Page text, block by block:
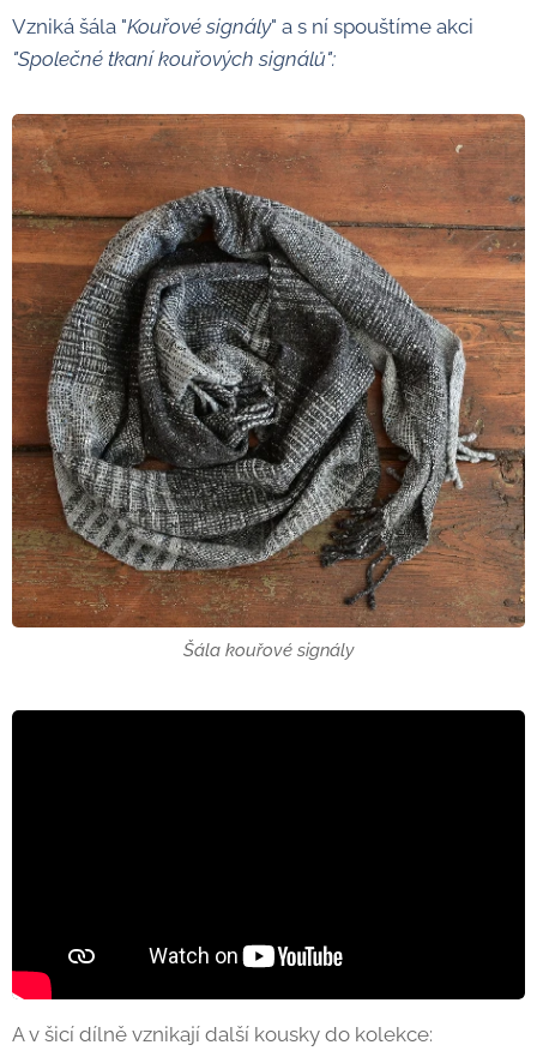
Vzniká šála "Kouřové signály" a s ní spouštíme akci
"Společné tkaníkouřových signálů":
Šála kouřové signály
A v šicí dílně vznikají další kousky do kolekce: